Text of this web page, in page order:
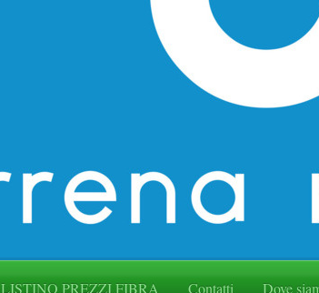
LISTINO PREZZI FIBRA Contatti Dove